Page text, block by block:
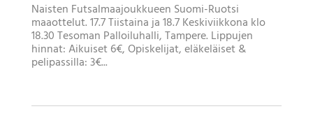
Naisten Futsalmaajoukkueen Suomi-Ruotsi
maaottelut. 17.7 Tiistaina ja 18.7 Keskiviikkona klo
18.30 Tesoman Palloiluhalli, Tampere. Lippujen
hinnat: Aikuiset 6€, Opiskelijat, eläkeläiset &
pelipassilla: 3€...